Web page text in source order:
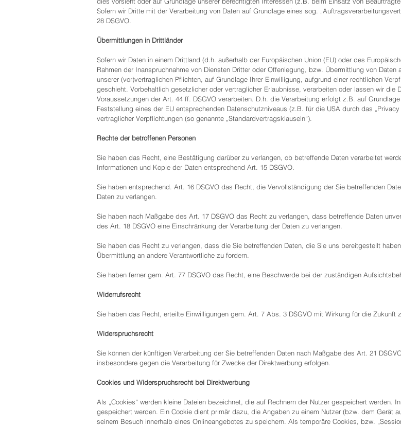
Sofern wir Dritte mit der Verarbeitung von Daten auf Grundlage eines sog.
28 DSGVO.
Übermittlungen in Drittländer
Sofern wir Daten in einem Drittland (d.h. außerhalb der Europäischen Union (EU) oder des
Rahmen der Inanspruchnahme von Diensten Dritter oder Offenlegung, bzw. Übermittlung von
unserer (vor)vertraglichen Pflichten, auf Grundlage Ihrer Einwilligung, aufgrund einer rechtlichen
geschieht. Vorbehaltlich gesetzlicher oder vertraglicher Erlaubnisse, verarbeiten oder lassen wir die
Voraussetzungen der Art. 44 ff. DSGVO verarbeiten. D.h. die Verarbeitung erfolgt z.B. auf
Feststellung eines der EU entsprechenden Datenschutzniveaus (z.B. für die USA durch das
vertraglicher Verpflichtungen (so genannte „Standardvertragsklauseln“).
Rechte der betroffenen Personen
Sie haben das Recht, eine Bestätigung darüber zu verlangen, ob betreffende Daten verarbeitet
Informationen und Kopie der Daten entsprechend Art. 15 DSGVO.
Sie haben entsprechend. Art. 16 DSGVO das Recht, die Vervollständigung der Sie betreffenden
Daten zu verlangen.
Sie haben nach Maßgabe des Art. 17 DSGVO das Recht zu verlangen, dass betreffende Daten
des Art. 18 DSGVO eine Einschränkung der Verarbeitung der Daten zu verlangen.
Sie haben das Recht zu verlangen, dass die Sie betreffenden Daten, die Sie uns bereitgestellt
Übermittlung an andere Verantwortliche zu fordern.
Sie haben ferner gem. Art. 77 DSGVO das Recht, eine Beschwerde bei der zuständigen
Widerrufsrecht
Sie haben das Recht, erteilte Einwilligungen gem. Art. 7 Abs. 3 DSGVO mit Wirkung für die Zukunft
Widerspruchsrecht
Sie können der künftigen Verarbeitung der Sie betreffenden Daten nach Maßgabe des Art. 21
insbesondere gegen die Verarbeitung für Zwecke der Direktwerbung erfolgen.
Cookies und Widerspruchsrecht bei Direktwerbung
Als „Cookies“ werden kleine Dateien bezeichnet, die auf Rechnern der Nutzer gespeichert werden.
gespeichert werden. Ein Cookie dient primär dazu, die Angaben zu einem Nutzer (bzw. dem Gerät
seinem Besuch innerhalb eines Onlineangebotes zu speichern. Als temporäre Cookies, bzw.